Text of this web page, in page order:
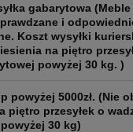
gabarytowa (Meble
i
Koszt wysyłki
na piętro
powyżej 30 kg. )
powyżej 5000zł. (Nie
piętro przesyłek o
30 kg)